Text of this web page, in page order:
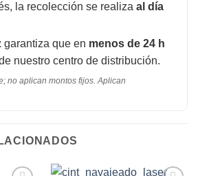
la recolección se realiza al día
garantiza que en menos de 24 h
nuestro centro de distribución.
no aplican montos fijos. Aplican